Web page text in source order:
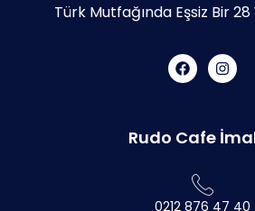
Türk Mutfağında Eşsiz Bir 28
Rudo Cafe
0212 876 47 40